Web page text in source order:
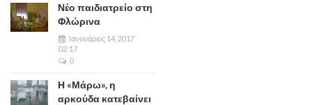
Νέο παιδιατρείο στη
Φλώρινα
Ιανουάριος 14, 2017
02:17
0
Η «Μάρω», η
αρκούδα κατεβαίνει